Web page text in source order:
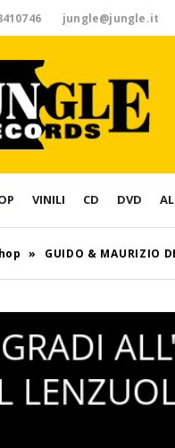
jungle@jungle.it
VINILI CD DVD
» GUIDO & MAURIZIO